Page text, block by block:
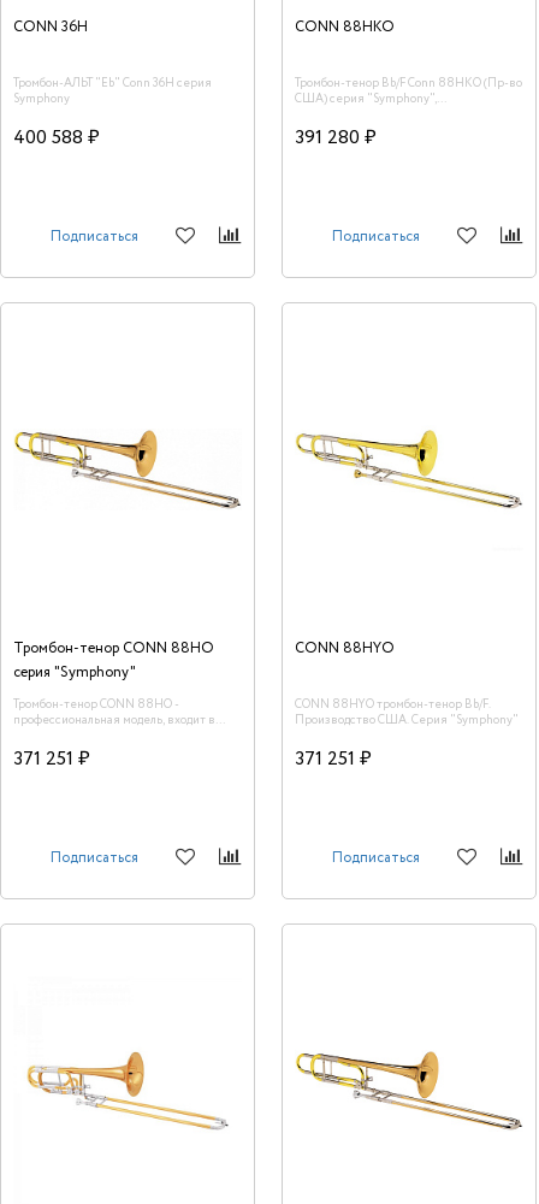
CONN 36H
Тромбон-АЛЬТ "Eb" Conn 36H серия
Symphony
400 588 ₽
Подписаться
CONN 88HKO
Тромбон-тенор Bb/F Conn 88HKO (Пр-во
США) серия "Symphony",
391 280 ₽
Подписаться
Тромбон-тенор CONN 88HO
серия "Symphony"
Тромбон-тенор CONN 88HO -
профессиональная модель, входит в
звучанием, теплым, глубоким тембром.
Имеет открытый квартвентиль.
371 251 ₽
Подписаться
CONN 88HYO
CONN 88HYO тромбон-тенор Bb/F.
Производство США. Серия "Symphony"
371 251 ₽
Подписаться